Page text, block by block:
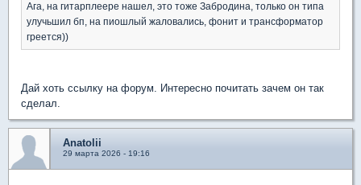
Ага, на гитарплеере нашел, это тоже Забродина, только он типа
улучьшил бп, на пиошлый жаловались, фонит и трансформатор
греется))
Дай хоть ссылку на форум. Интересно почитать зачем он так
сделал.
Anatolii
29 марта 2026 - 19:16